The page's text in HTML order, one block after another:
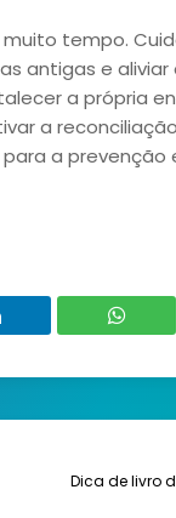
tempo.
antigas e
a própria
a
a prevenção
Dica de livro